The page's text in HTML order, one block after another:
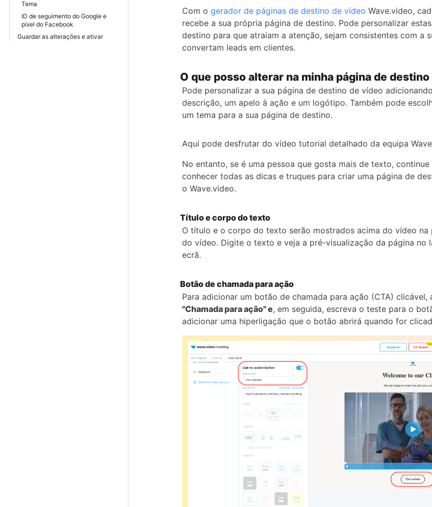
Tema
ID de seguimento do Google e
píxel do Facebook
Guardar as alterações e ativar
Com o gerador de páginas de destino de vídeo Wave.video,
recebe a sua própria página de destino. Pode personalizar
destino para que atraiam a atenção, sejam consistentes com a
convertam leads em clientes.
O que posso alterar na minha página de
Pode personalizar a sua página de destino de vídeo
descrição, um apelo à ação e um logótipo. Também pode
um tema para a sua página de destino.
Aqui pode desfrutar do vídeo tutorial detalhado da equipa
No entanto, se é uma pessoa que gosta mais de texto,
conhecer todas as dicas e truques para criar uma página de
o Wave.video.
Título e corpo do texto
O título e o corpo do texto serão mostrados acima do vídeo na
do vídeo. Digite o texto e veja a pré-visualização da página no
ecrã.
Botão de chamada para ação
Para adicionar um botão de chamada para ação (CTA) clicável,
"Chamada para ação" e, em seguida, escreva o teste para o
adicionar uma hiperligação que o botão abrirá quando for